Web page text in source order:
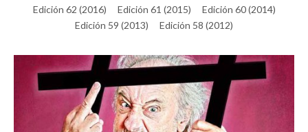
Edición 62 (2016)
Edición 61 (2015)
Edición 60 (2014)
Edición 59 (2013)
Edición 58 (2012)